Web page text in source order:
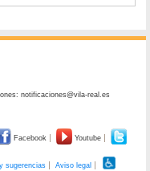
notificaciones@vila-real.es
Facebook Youtube
sugerencias Aviso legal